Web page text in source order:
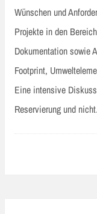
Wünschen und
Projekte in den
Dokumentation sowie
Footprint,
Eine intensive
Reservierung und